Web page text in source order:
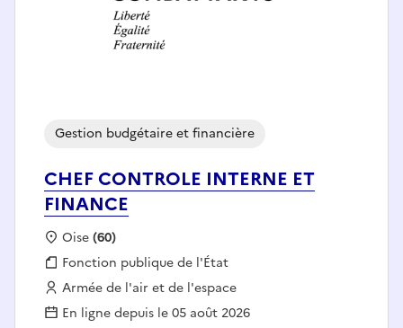
CHEF CONTROLE INTERNE ET
FINANCE
Gestion budgétaire et financière
Localisation :
Oise(60)
Fonction publique :
Fonction publique de l'État
Employeur :
Armée de l'air et de l'espace
En ligne depuis le 05 août 2026